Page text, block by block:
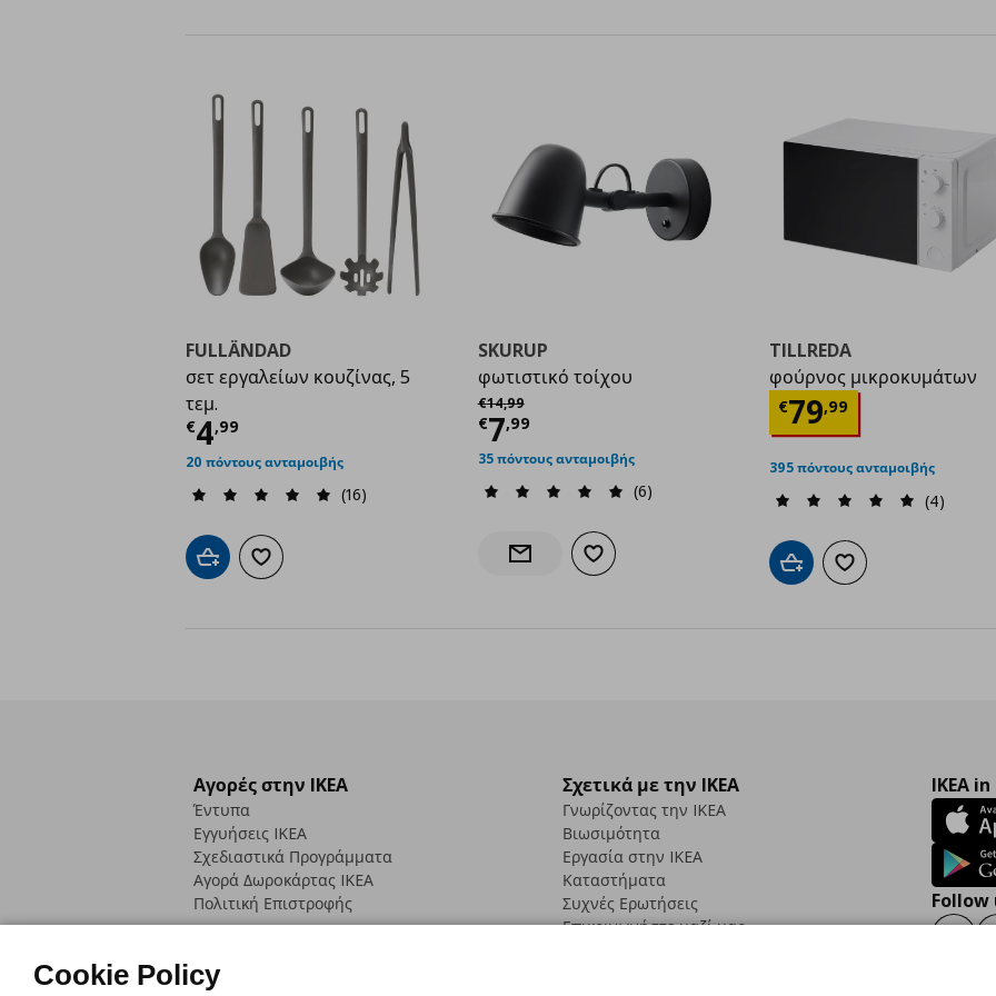
FULLÄNDAD
σετ εργαλείων κουζίνας, 5
τεμ.
€4,99
Τρέχουσα τιμή € 4,99
20 πόντους ανταμοιβής
(16)
Προσθήκη στο καλάθι
Προσθήκη στα αγαπημένα
SKURUP
φωτιστικό τοίχου
€14,99
Αρχική τιμή
€7,99
Τρέχουσα τιμή € 7,99
35 πόντους ανταμοιβής
(6)
Ενημέρωση διαθεσιμότητας
Προσθήκη στα αγαπημένα
TILLREDA
φούρνος μικροκυμάτων
€79,99
Τρέχουσα τιμή
395 πόντους ανταμοιβής
(4)
Προσθήκη στο καλάθι
Προσθήκη στα
Αγορές στην IKEA
Έντυπα
Εγγυήσεις IKEA
Σχεδιαστικά Προγράμματα
Αγορά Δωρoκάρτας IKEA
Πολιτική Επιστροφής
Σχετικά με την IKEA
Γνωρίζοντας την IKEA
Βιωσιμότητα
Εργασία στην IKEA
Καταστήματα
Συχνές Ερωτήσεις
Επικοινωνήστε μαζί μας
IKEA
Follow
Cookie Policy